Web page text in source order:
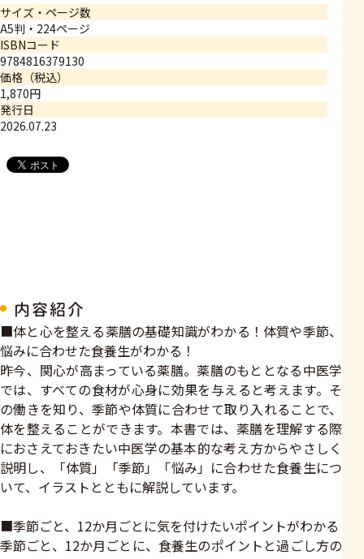
サイズ・ページ数
A5判・224ページ
ISBNコード
9784816379130
価格（税込）
1,870円
発行日
2026.07.23
内容紹介
■体と心を整える薬膳の基礎知識がわかる！体質や季節、
悩みに合わせた食養生がわかる！
昨今、関心が高まっている薬膳。薬膳のもととなる中医学
では、すべての食材が心身に効果を与えると考えます。そ
の働きを知り、季節や体質に合わせて取り入れることで、
体を整えることができます。本書では、薬膳を理解する際
におさえておきたい中医学の基本的な考え方からやさしく
説明し、「体質」「季節」「悩み」に合わせた食養生につ
いて、イラストとともに解説しています。
■季節ごと、12か月ごとに気を付けたいポイントがわかる
季節ごと、12か月ごとに、食養生のポイントと過ごし方の